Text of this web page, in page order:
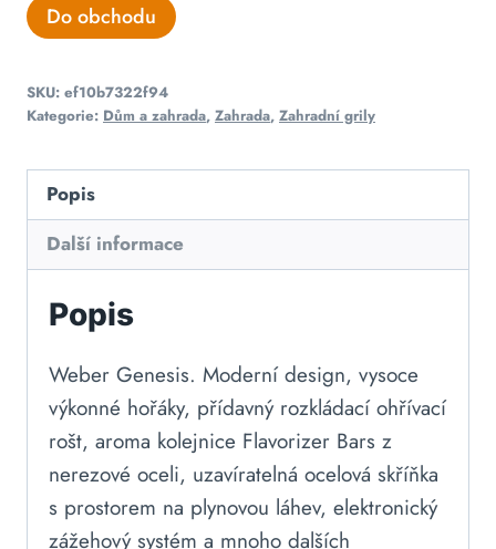
Do obchodu
SKU: ef10b7322f94
Kategorie: Dům a zahrada, Zahrada, Zahradní grily
Popis
Další informace
Popis
Weber Genesis. Moderní design, vysoce
výkonné hořáky, přídavný rozkládací ohřívací
rošt, aroma kolejnice Flavorizer Bars z
nerezové oceli, uzavíratelná ocelová skříňka
s prostorem na plynovou láhev, elektronický
zážehový systém a mnoho dalších